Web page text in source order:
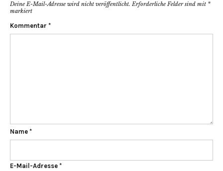
Deine E-Mail-Adresse wird nicht veröffentlicht. Erforderliche Felder sind mit *
markiert
Kommentar *
Name *
E-Mail-Adresse *